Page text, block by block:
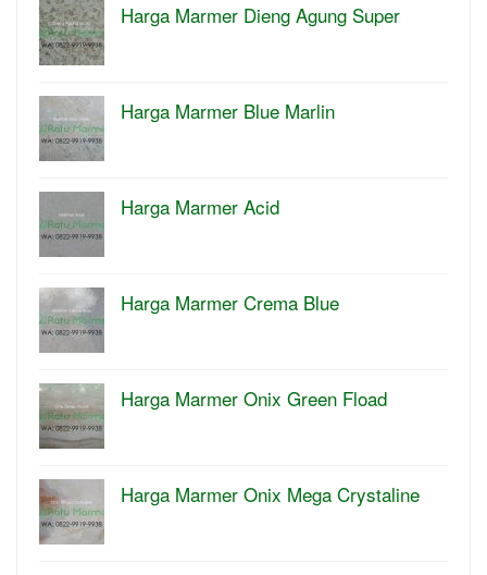
Harga Marmer Dieng Agung Super
Harga Marmer Blue Marlin
Harga Marmer Acid
Harga Marmer Crema Blue
Harga Marmer Onix Green Fload
Harga Marmer Onix Mega Crystaline